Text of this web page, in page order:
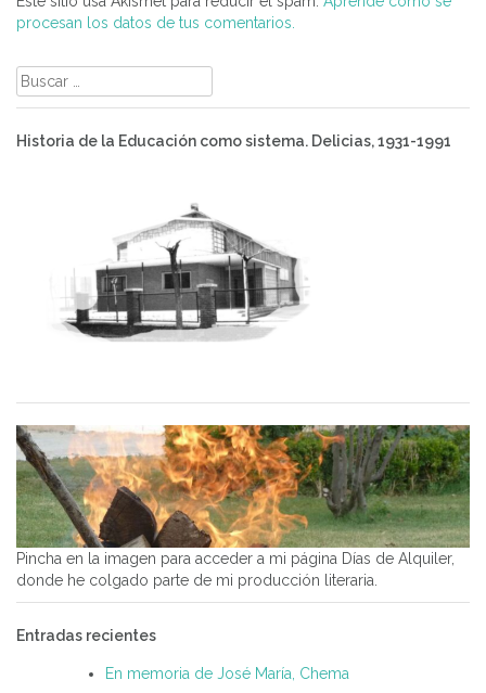
procesan los datos de tus comentarios.
Buscar:
Historia de la Educación como sistema. Delicias, 1931-1991
Pincha en la imagen para acceder a mi página Días de Alquiler,
donde he colgado parte de mi producción literaria.
Entradas recientes
En memoria de José María, Chema